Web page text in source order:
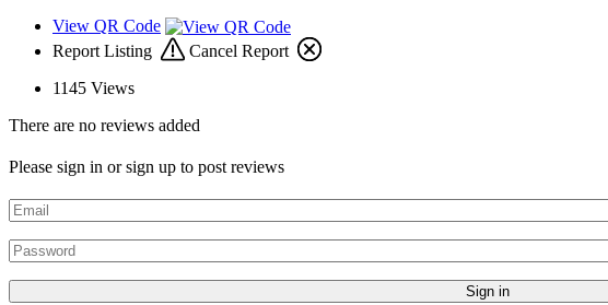
View QR Code
Report Listing
Cancel Report
1145 Views
There are no reviews added
Please sign in or sign up to post reviews